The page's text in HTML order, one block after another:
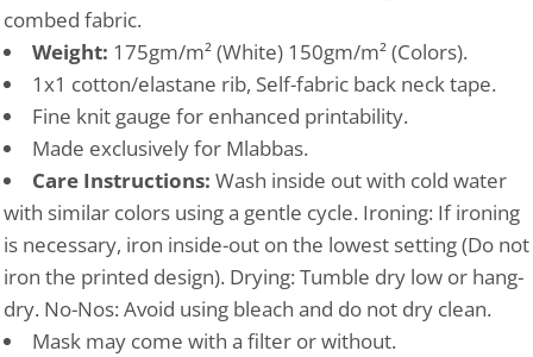
combed fabric.
Weight: 175gm/m² (White) 150gm/m² (Colors).
1x1 cotton/elastane rib, Self-fabric back neck tape.
Fine knit gauge for enhanced printability.
Made exclusively for Mlabbas.
Care Instructions: Wash inside out with cold water
with similar colors using a gentle cycle. Ironing: If ironing
is necessary, iron inside-out on the lowest setting (Do not
iron the printed design). Drying: Tumble dry low or hang-
dry. No-Nos: Avoid using bleach and do not dry clean.
Mask may come with a filter or without.